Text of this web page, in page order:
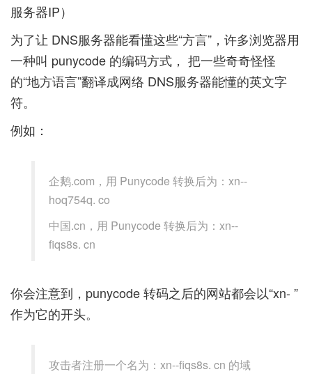
服务器IP）
为了让 DNS服务器能看懂这些“方言”，许多浏览器用
一种叫 punycode 的编码方式， 把一些奇奇怪怪
的“地方语言”翻译成网络 DNS服务器能懂的英文字
符。
例如：
企鹅.com，用 Punycode 转换后为：xn--
hoq754q. co
中国.cn，用 Punycode 转换后为：xn--
fiqs8s. cn
你会注意到，punycode 转码之后的网站都会以“xn- ”
作为它的开头。
攻击者注册一个名为：xn--fiqs8s. cn 的域